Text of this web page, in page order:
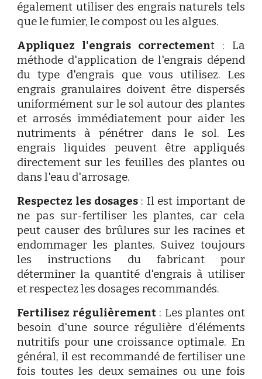
également utiliser des engrais naturels tels
que le fumier, le compost ou les algues.
Appliquez l'engrais correctement : La
méthode d'application de l'engrais dépend
du type d'engrais que vous utilisez. Les
engrais granulaires doivent être dispersés
uniformément sur le sol autour des plantes
et arrosés immédiatement pour aider les
nutriments à pénétrer dans le sol. Les
engrais liquides peuvent être appliqués
directement sur les feuilles des plantes ou
dans l'eau d'arrosage.
Respectez les dosages: Il est important de
ne pas sur-fertiliser les plantes, car cela
peut causer des brûlures sur les racines et
endommager les plantes. Suivez toujours
les instructions du fabricant pour
déterminer la quantité d'engrais à utiliser
et respectez les dosages recommandés.
Fertilisez régulièrement: Les plantes ont
besoin d'une source régulière d'éléments
nutritifs pour une croissance optimale. En
général, il est recommandé de fertiliser une
fois toutes les deux semaines ou une fois